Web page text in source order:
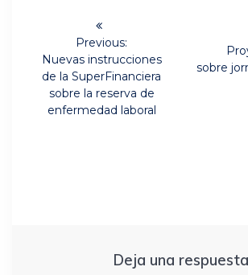
Navegación
entradas
Previous:
Previous
post:
Nuevas instrucciones
de la SuperFinanciera
sobre la reserva de
enfermedad laboral
post:
sobre
Deja una respuesta